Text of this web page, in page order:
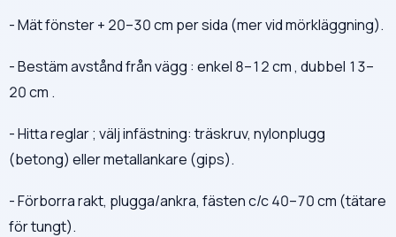
- Mät fönster + 20–30 cm per sida (mer vid mörkläggning).
- Bestäm avstånd från vägg : enkel 8–12 cm , dubbel 13–
20 cm .
- Hitta reglar ; välj infästning: träskruv, nylonplugg
(betong) eller metallankare (gips).
- Förborra rakt, plugga/ankra, fästen c/c 40–70 cm (tätare
för tungt).